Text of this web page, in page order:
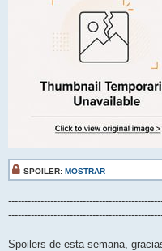
SPOILER: MOSTRAR
Spoilers de esta semana,